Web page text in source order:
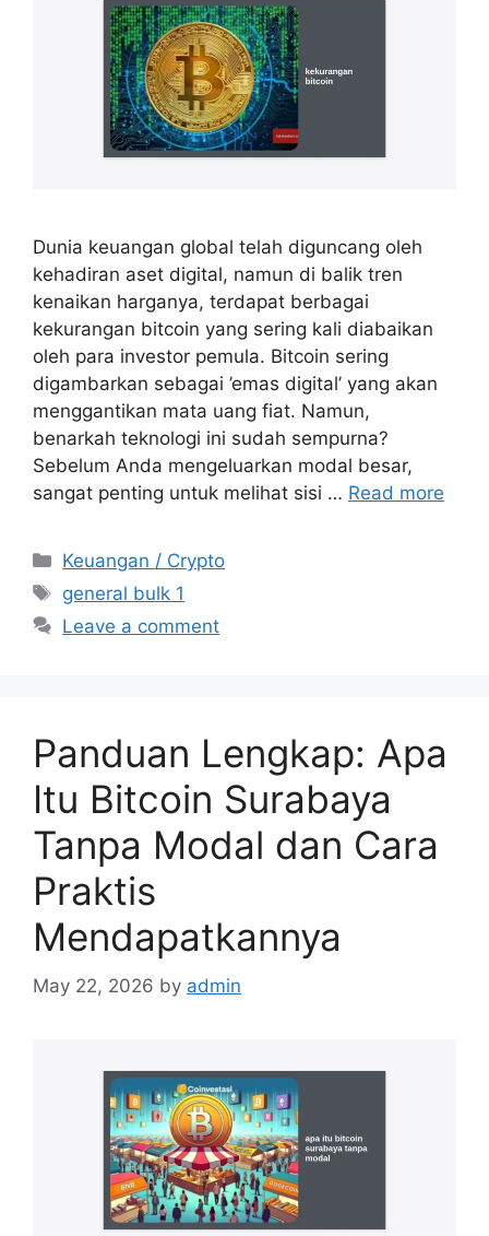
Dunia keuangan global telah diguncang oleh
kehadiran aset digital, namun di balik tren
kenaikan harganya, terdapat berbagai
kekurangan bitcoin yang sering kali diabaikan
oleh para investor pemula. Bitcoin sering
digambarkan sebagai ’emas digital’ yang akan
menggantikan mata uang fiat. Namun,
benarkah teknologi ini sudah sempurna?
Sebelum Anda mengeluarkan modal besar,
sangat penting untuk melihat sisi … Read more
Categories
Keuangan / Crypto
Tags
general bulk 1
Leave a comment
Panduan Lengkap: Apa
Itu Bitcoin Surabaya
Tanpa Modal dan Cara
Praktis
Mendapatkannya
May 22, 2026 by admin